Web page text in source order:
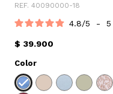
REF. 40090000-18
4.8/5 - 5
$ 39.900
Color